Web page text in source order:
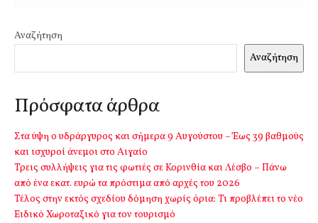
Αναζήτηση
Αναζήτηση
Πρόσφατα άρθρα
Στα ύψη ο υδράργυρος και σήμερα 9 Αυγούστου – Έως 39 βαθμούς
και ισχυροί άνεμοι στο Αιγαίο
Τρεις συλλήψεις για τις φωτιές σε Κορινθία και Λέσβο – Πάνω
από ένα εκατ. ευρώ τα πρόστιμα από αρχές του 2026
Τέλος στην εκτός σχεδίου δόμηση χωρίς όρια: Τι προβλέπει το νέο
Ειδικό Χωροταξικό για τον τουρισμό